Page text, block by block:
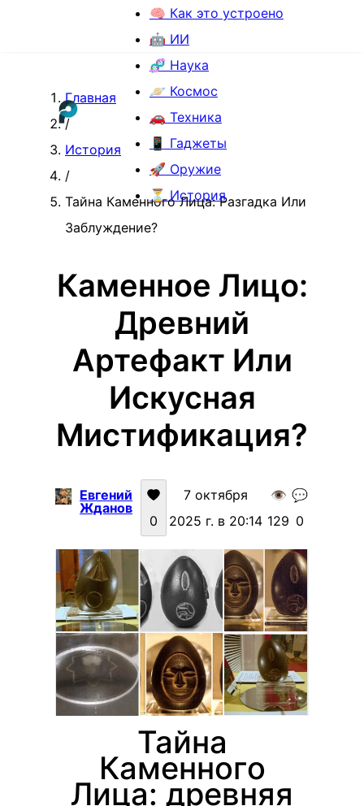
🧠 Как это устроено
🤖 ИИ
🧬 Наука
🪐 Космос
🚗 Техника
📱 Гаджеты
🚀 Оружие
⏳ История
Главная
/
История
/
Тайна Каменного Лица: Разгадка Или
Заблуждение?
Каменное Лицо:
Древний
Артефакт Или
Искусная
Мистификация?
Евгений
Жданов
0
7 октября
2025 г. в 20:14
👁️
129
💬
0
Тайна
Каменного
Лица: древняя